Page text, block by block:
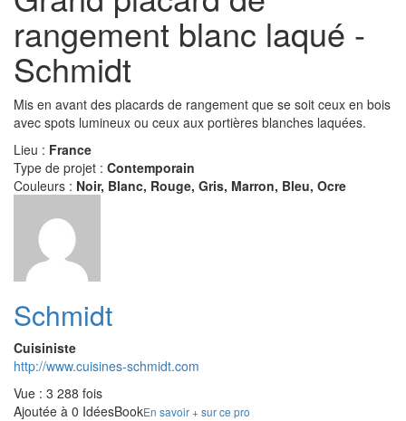
rangement blanc laqué -
Schmidt
Mis en avant des placards de rangement que se soit ceux en bois
avec spots lumineux ou ceux aux portières blanches laquées.
Lieu : France
Type de projet : Contemporain
Couleurs : Noir, Blanc, Rouge, Gris, Marron, Bleu, Ocre
Schmidt
Cuisiniste
http://www.cuisines-schmidt.com
Vue : 3 288 fois
Ajoutée à 0 IdéesBookEn savoir + sur ce pro